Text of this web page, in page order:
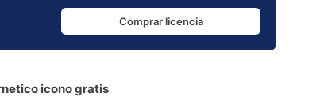
Comprar licencia
icono gratis